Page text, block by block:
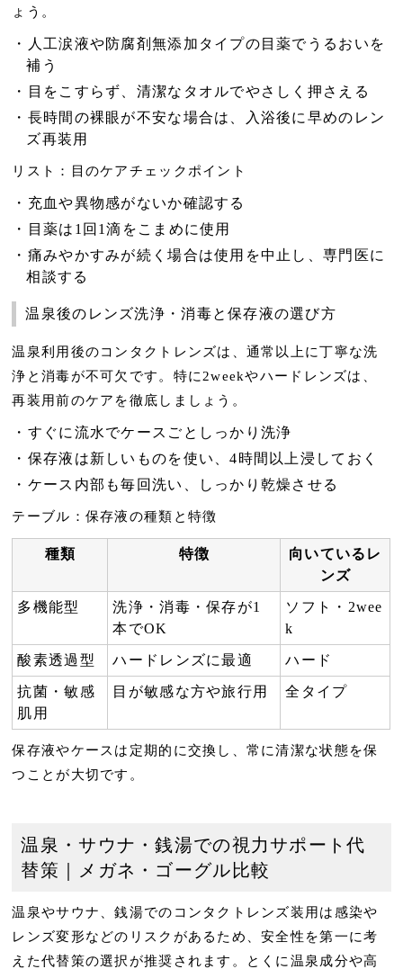
ょう。
人工涙液や防腐剤無添加タイプの目薬でうるおいを
補う
目をこすらず、清潔なタオルでやさしく押さえる
長時間の裸眼が不安な場合は、入浴後に早めのレン
ズ再装用
リスト：目のケアチェックポイント
充血や異物感がないか確認する
目薬は1回1滴をこまめに使用
痛みやかすみが続く場合は使用を中止し、専門医に
相談する
温泉後のレンズ洗浄・消毒と保存液の選び方
温泉利用後のコンタクトレンズは、通常以上に丁寧な洗
浄と消毒が不可欠です。特に2weekやハードレンズは、
再装用前のケアを徹底しましょう。
すぐに流水でケースごとしっかり洗浄
保存液は新しいものを使い、4時間以上浸しておく
ケース内部も毎回洗い、しっかり乾燥させる
テーブル：保存液の種類と特徴
種類 特徴
向いているレ
ンズ
多機能型
洗浄・消毒・保存が1
本でOK
ソフト・2wee
k
酸素透過型 ハードレンズに最適 ハード
抗菌・敏感
肌用
目が敏感な方や旅行用 全タイプ
保存液やケースは定期的に交換し、常に清潔な状態を保
つことが大切です。
温泉・サウナ・銭湯での視力サポート代
替策｜メガネ・ゴーグル比較
温泉やサウナ、銭湯でのコンタクトレンズ装用は感染や
レンズ変形などのリスクがあるため、安全性を第一に考
えた代替策の選択 が推奨されます。とくに温泉成分や高